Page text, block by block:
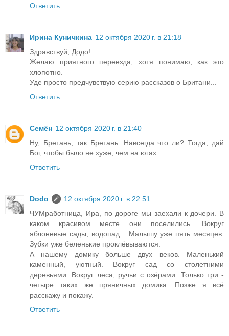
Ответить
Ирина Куничкина 12 октября 2020 г. в 21:18
Здравствуй, Додо!
Желаю приятного переезда, хотя понимаю, как это
хлопотно.
Уде просто предчувствую серию рассказов о Британи...
Ответить
Семён 12 октября 2020 г. в 21:40
Ну, Бретань, так Бретань. Навсегда что ли? Тогда, дай
Бог, чтобы было не хуже, чем на югах.
Ответить
Dodo
12 октября 2020 г. в 22:51
ЧУМработница, Ира, по дороге мы заехали к дочери. В
каком красивом месте они поселились. Вокруг
яблоневые сады, водопад... Малышу уже пять месяцев.
Зубки уже беленькие проклёвываются.
А нашему домику больше двух веков. Маленький
каменный, уютный. Вокруг сад со столетними
деревьями. Вокруг леса, ручьи с озёрами. Только три -
четыре таких же пряничных домика. Позже я всё
расскажу и покажу.
Ответить